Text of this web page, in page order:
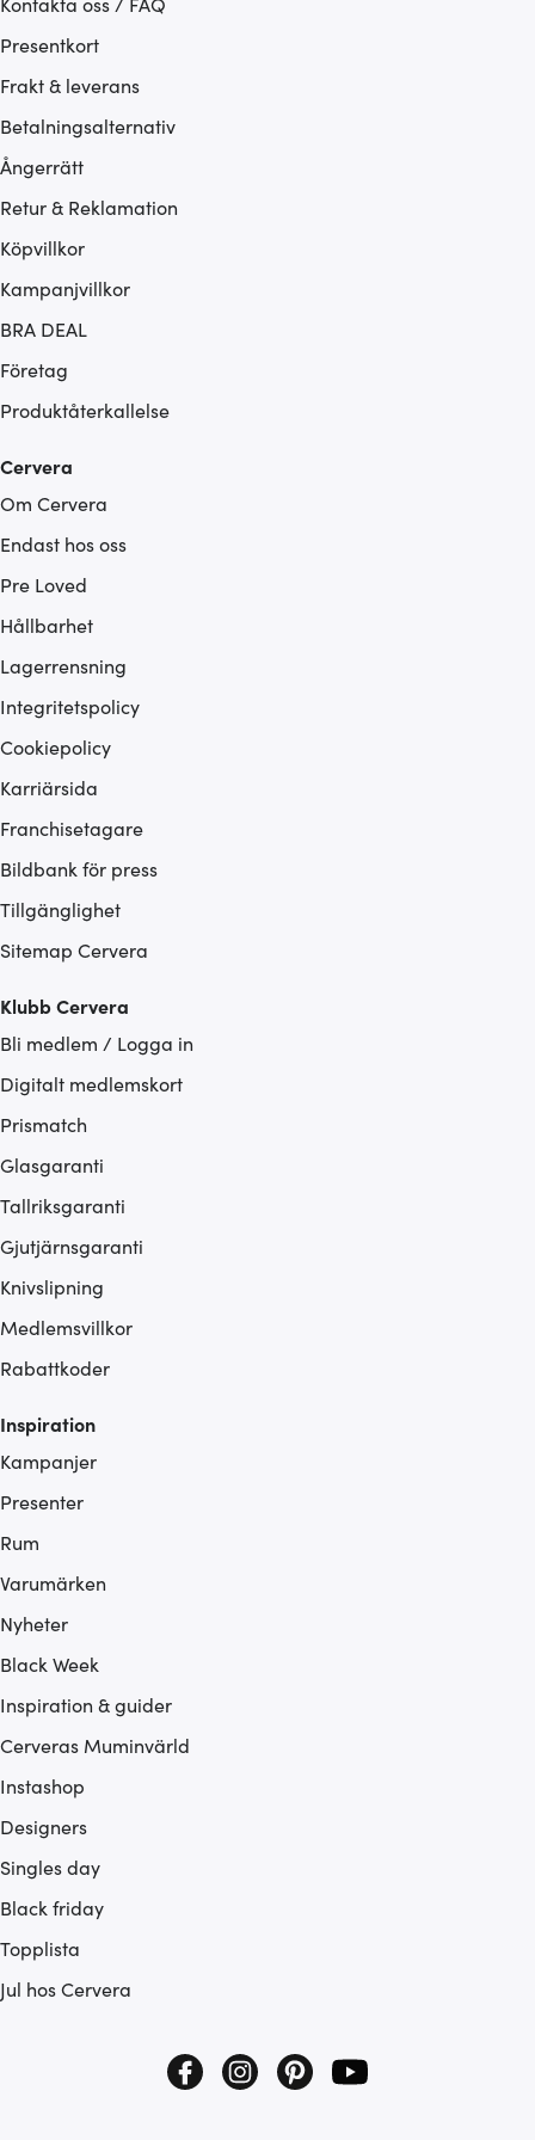
Presentkort
Frakt & leverans
Betalningsalternativ
Ångerrätt
Retur & Reklamation
Köpvillkor
Kampanjvillkor
BRA DEAL
Företag
Produktåterkallelse
Cervera
Om Cervera
Endast hos oss
Pre Loved
Hållbarhet
Lagerrensning
Integritetspolicy
Cookiepolicy
Karriärsida
Franchisetagare
Bildbank för press
Tillgänglighet
Sitemap Cervera
Klubb Cervera
Bli medlem / Logga in
Digitalt medlemskort
Prismatch
Glasgaranti
Tallriksgaranti
Gjutjärnsgaranti
Knivslipning
Medlemsvillkor
Rabattkoder
Inspiration
Kampanjer
Presenter
Rum
Varumärken
Nyheter
Black Week
Inspiration & guider
Cerveras Muminvärld
Instashop
Designers
Singles day
Black friday
Topplista
Jul hos Cervera